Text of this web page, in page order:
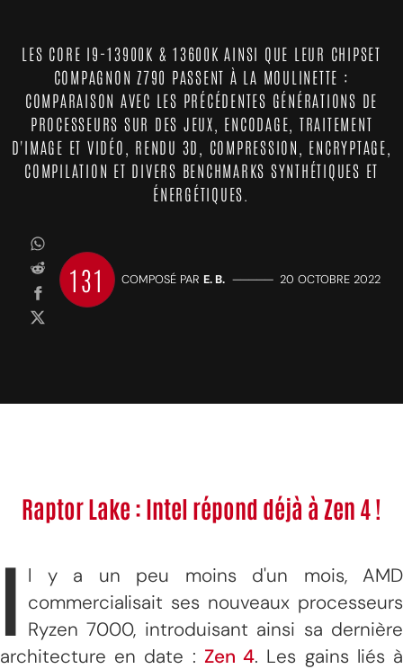
LES CORE I9-13900K & 13600K AINSI QUE LEUR CHIPSET
COMPAGNON Z790 PASSENT À LA MOULINETTE :
COMPARAISON AVEC LES PRÉCÉDENTES GÉNÉRATIONS DE
PROCESSEURS SUR DES JEUX, ENCODAGE, TRAITEMENT
D'IMAGE ET VIDÉO, RENDU 3D, COMPRESSION, ENCRYPTAGE,
COMPILATION ET DIVERS BENCHMARKS SYNTHÉTIQUES ET
ÉNERGÉTIQUES.
131 COMPOSÉ PAR E. B. ————— 20 OCTOBRE 2022
Raptor Lake : Intel répond déjà à Zen 4 !
I l y a un peu moins d'un mois, AMD
commercialisait ses nouveaux processeurs
Ryzen 7000, introduisant ainsi sa dernière
architecture en date : Zen 4. Les gains liés à